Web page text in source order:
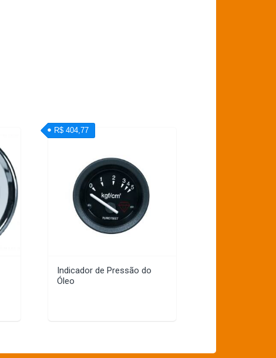
Indicador de Pressão do
Óleo
R$ 404,77